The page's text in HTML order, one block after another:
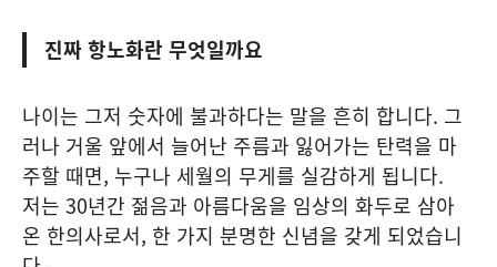
진짜 항노화란 무엇일까요
나이는 그저 숫자에 불과하다는 말을 흔히 합니다. 그
러나 거울 앞에서 늘어난 주름과 잃어가는 탄력을 마
주할 때면, 누구나 세월의 무게를 실감하게 됩니다.
저는 30년간 젊음과 아름다움을 임상의 화두로 삼아
온 한의사로서, 한 가지 분명한 신념을 갖게 되었습니